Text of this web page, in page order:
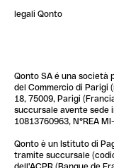
StrongHer
Glossario
legali Qonto
Qonto SA é una
del Commercio di Parigi
18, 75009, Parigi
succursale avente sede
10813760963, N°REA
Qonto è un Istituto di
tramite succursale